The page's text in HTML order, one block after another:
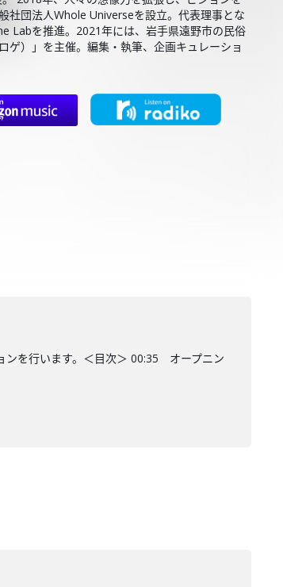
社団法人Whole Universeを設立。代表理事とな
Labを推進。2021年には、岩手県遠野市の民俗
ゲ）」を主催。編集・執筆、企画キュレーショ
ンを行います。＜目次＞ 00:35 オープニン